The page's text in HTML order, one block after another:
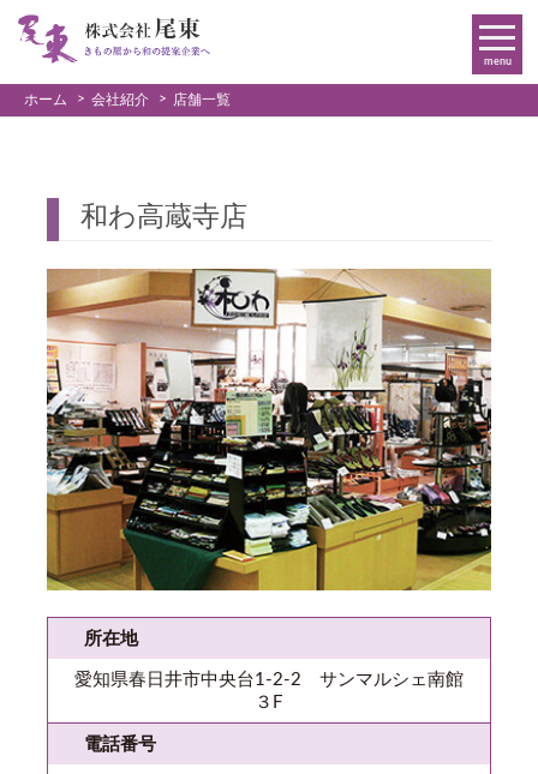
menu
ホーム 会社紹介 店舗一覧
和わ高蔵寺店
所在地
愛知県春日井市中央台1-2-2 サンマルシェ南館
３F
電話番号